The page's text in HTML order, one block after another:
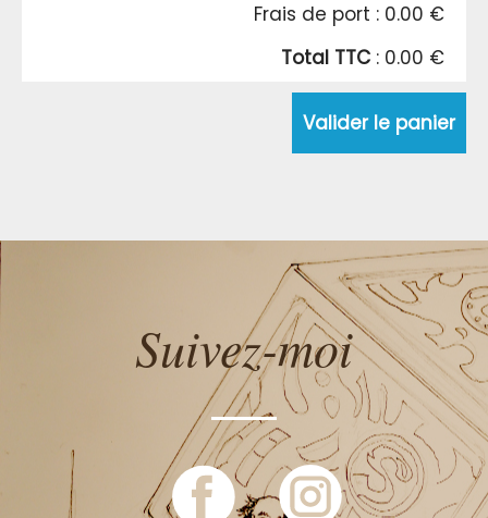
Frais de port : 0.00 €
Total TTC : 0.00 €
Valider le panier
Suivez-moi